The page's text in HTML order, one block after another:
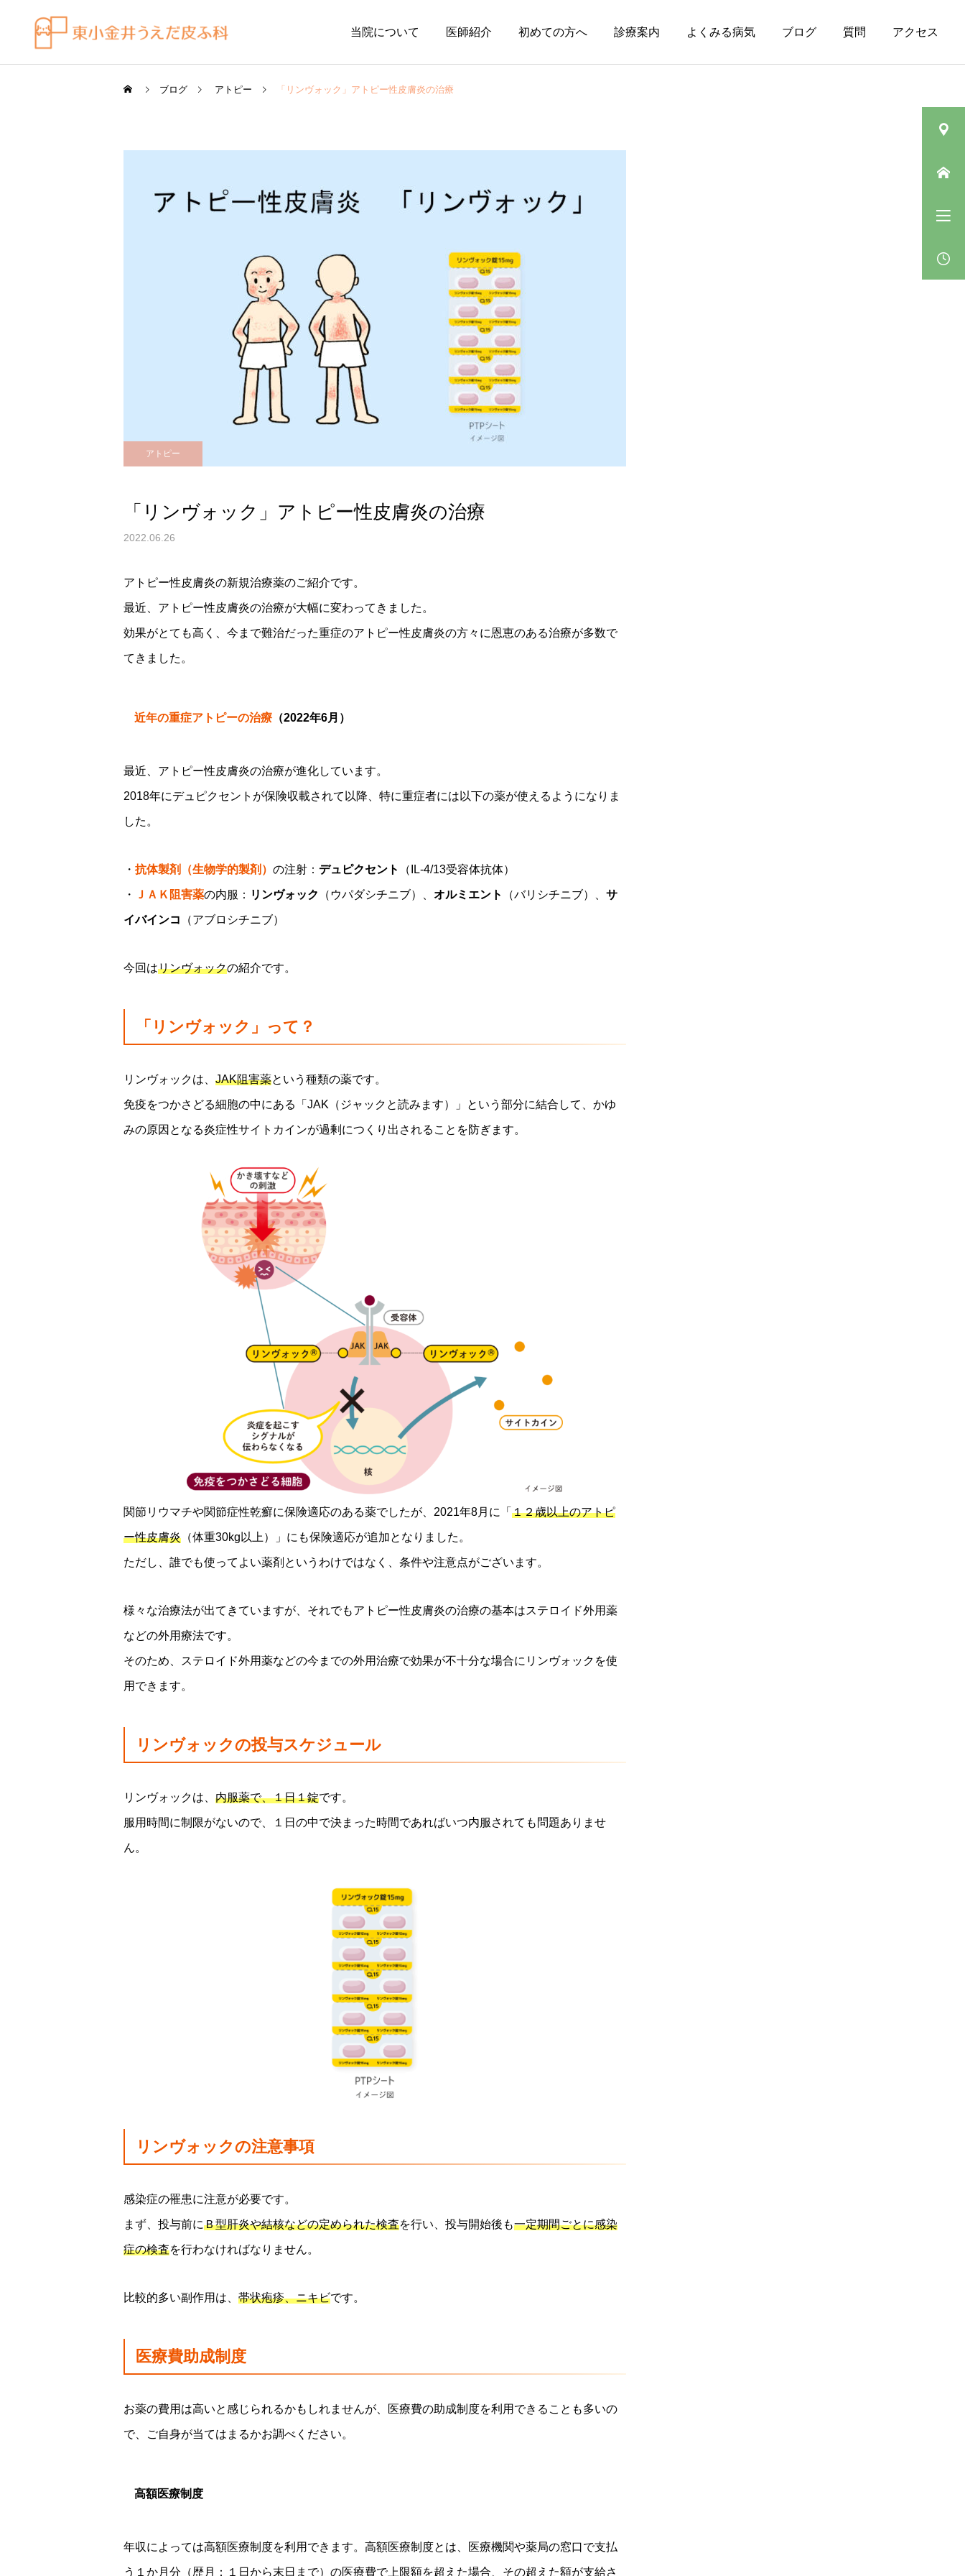
当院について 医師紹介 初めての方へ 診療案内 よくみる病気 ブログ 質問 アクセス
～エキシマライト（紫外線
療法）の効果について～
ベピオウォッシュゲルの
ブログ アトピー 「リンヴォック」アトピー性皮膚炎の治療
アトピー
「リンヴォック」アトピー性皮膚炎の治療
2022.06.26
アトピー性皮膚炎の新規治療薬のご紹介です。
最近、アトピー性皮膚炎の治療が大幅に変わってきました。
効果がとても高く、今まで難治だった重症のアトピー性皮膚炎の方々に恩恵のある治療が多数で
てきました。
近年の重症アトピーの治療 （2022年6月）
最近、アトピー性皮膚炎の治療が進化しています。
2018年にデュピクセントが保険収載されて以降、特に重症者には以下の薬が使えるようになりま
した。
・ 抗体製剤（生物学的製剤） の注射： デュピクセント （IL-4/13受容体抗体）
・ ＪＡＫ阻害薬の内服： リンヴォック （ウパダシチニブ）、 オルミエント （バリシチニブ）、 サ
イバインコ （アブロシチニブ）
今回はリンヴォックの紹介です。
「リンヴォック」って？
リンヴォックは、 JAK阻害薬という種類の薬です。
免疫をつかさどる細胞の中にある「JAK（ジャックと読みます）」という部分に結合して、かゆ
みの原因となる炎症性サイトカインが過剰につくり出されることを防ぎます。
関節リウマチや関節症性乾癬に保険適応のある薬でしたが、2021年8月に「 １２歳以上のアトピ
ー性皮膚炎 （体重30kg以上）」にも保険適応が追加となりました。
ただし、誰でも使ってよい薬剤というわけではなく、条件や注意点がございます。
様々な治療法が出てきていますが、それでもアトピー性皮膚炎の治療の基本はステロイド外用薬
などの外用療法です。
そのため、ステロイド外用薬などの今までの外用治療で効果が不十分な場合にリンヴォックを使
用できます。
リンヴォックの投与スケジュール
リンヴォックは、 内服薬で、１日１錠です。
服用時間に制限がないので、１日の中で決まった時間であればいつ内服されても問題ありませ
ん。
リンヴォックの注意事項
感染症の罹患に注意が必要です。
まず、投与前にＢ型肝炎や結核などの定められた検査を行い、投与開始後も一定期間ごとに感染
症の検査を行わなければなりません。
比較的多い副作用は、 帯状疱疹、ニキビです。
医療費助成制度
お薬の費用は高いと感じられるかもしれませんが、医療費の助成制度を利用できることも多いの
で、ご自身が当てはまるかお調べください。
高額医療制度
年収によっては高額医療制度を利用できます。高額医療制度とは、医療機関や薬局の窓口で支払
う１か月分（歴月：１日から末日まで）の医療費で上限額を超えた場合、その超えた額が支給さ